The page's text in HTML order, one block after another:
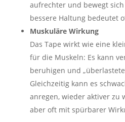
aufrechter und bewegt
bessere Haltung bedeutet
Muskuläre Wirkung
Das Tape wirkt wie eine
für die Muskeln: Es kann
beruhigen und
Gleichzeitig kann es
anregen, wieder aktiver zu
aber oft mit spürbarer